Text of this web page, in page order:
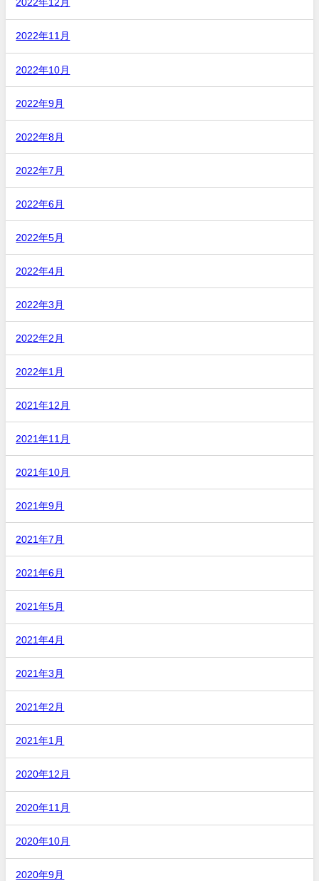
2022年12月
2022年11月
2022年10月
2022年9月
2022年8月
2022年7月
2022年6月
2022年5月
2022年4月
2022年3月
2022年2月
2022年1月
2021年12月
2021年11月
2021年10月
2021年9月
2021年7月
2021年6月
2021年5月
2021年4月
2021年3月
2021年2月
2021年1月
2020年12月
2020年11月
2020年10月
2020年9月